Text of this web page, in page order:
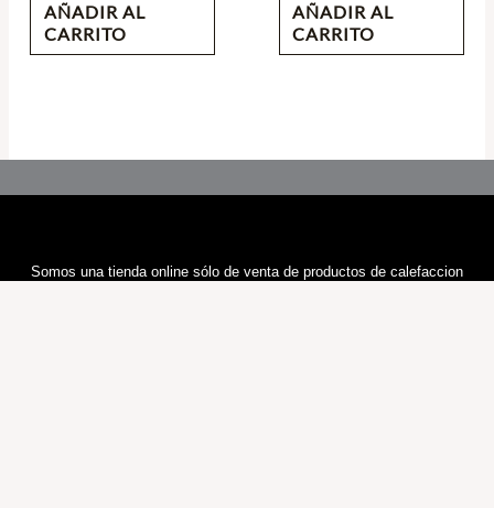
AÑADIR AL
CARRITO
AÑADIR AL
CARRITO
Somos una tienda online sólo de venta de productos de calefaccion